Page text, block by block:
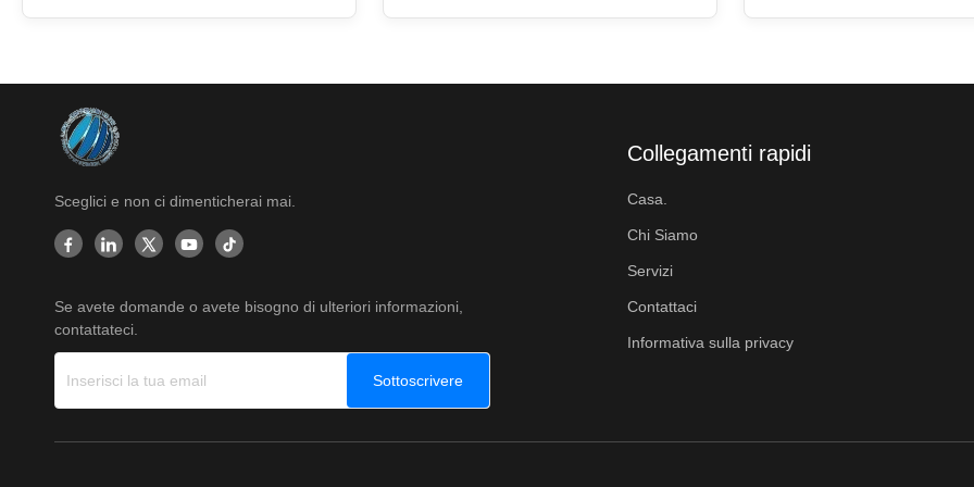
costs. Service provided 1. ...
or loss. 3. Lower costs.
Sceglici e non ci dimenticherai mai.
Se avete domande o avete bisogno di ulteriori informazioni,
contattateci.
Sottoscrivere
Collegamenti rapidi
Casa.
Chi Siamo
Servizi
Contattaci
Informativa sulla privacy